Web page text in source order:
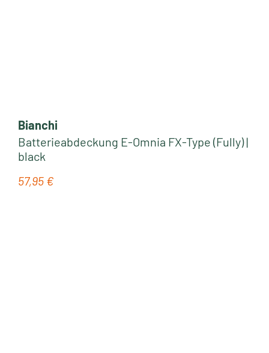
Bianchi
Batterieabdeckung E-Omnia FX-Type (Fully) |
black
Regulärer Preis:
57,95 €